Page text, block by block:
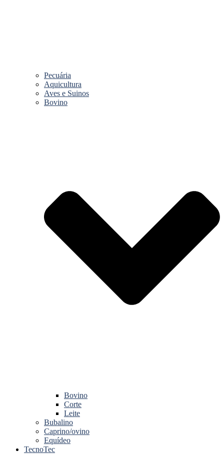
Pecuária
Aquicultura
Aves e Suinos
Bovino
Bovino
Corte
Leite
Bubalino
Caprino/ovino
Equídeo
TecnoTec